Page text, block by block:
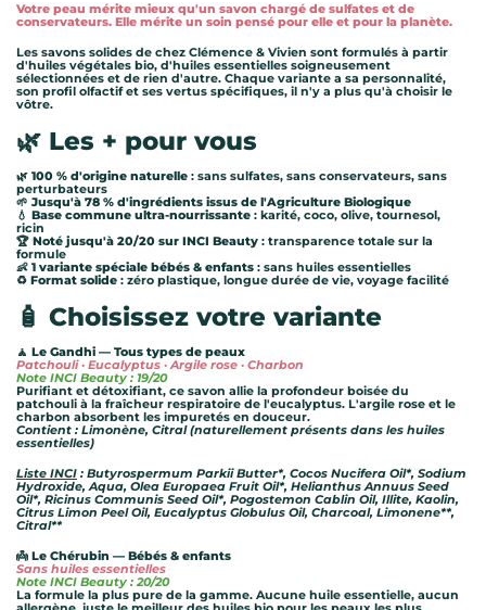
Votre peau mérite mieux qu'un savon chargé de sulfates et de
conservateurs. Elle mérite un soin pensé pour elle et pour la planète.
Les savons solides de chez Clémence & Vivien sont formulés à partir
d'huiles végétales bio, d'huiles essentielles soigneusement
sélectionnées et de rien d'autre. Chaque variante a sa personnalité,
son profil olfactif et ses vertus spécifiques, il n'y a plus qu'à choisir le
vôtre.
🌿 Les + pour vous
🌿 100 % d'origine naturelle : sans sulfates, sans conservateurs, sans
perturbateurs
🌱 Jusqu'à 78 % d'ingrédients issus de l'Agriculture Biologique
💧 Base commune ultra-nourrissante : karité, coco, olive, tournesol,
ricin
🏆 Noté jusqu'à 20/20 sur INCI Beauty : transparence totale sur la
formule
👶 1 variante spéciale bébés & enfants : sans huiles essentielles
♻️ Format solide : zéro plastique, longue durée de vie, voyage facilité
🧴 Choisissez votre variante
🧘 Le Gandhi — Tous types de peaux
Patchouli · Eucalyptus · Argile rose · Charbon
Note INCI Beauty : 19/20
Purifiant et détoxifiant, ce savon allie la profondeur boisée du
patchouli à la fraîcheur respiratoire de l'eucalyptus. L'argile rose et le
charbon absorbent les impuretés en douceur.
Contient : Limonène, Citral (naturellement présents dans les huiles
essentielles)
Liste INCI : Butyrospermum Parkii Butter*, Cocos Nucifera Oil*, Sodium
Hydroxide, Aqua, Olea Europaea Fruit Oil*, Helianthus Annuus Seed
Oil*, Ricinus Communis Seed Oil*, Pogostemon Cablin Oil, Illite, Kaolin,
Citrus Limon Peel Oil, Eucalyptus Globulus Oil, Charcoal, Limonene**,
Citral**
👼 Le Chérubin — Bébés & enfants
Sans huiles essentielles
Note INCI Beauty : 20/20
La formule la plus pure de la gamme. Aucune huile essentielle, aucun